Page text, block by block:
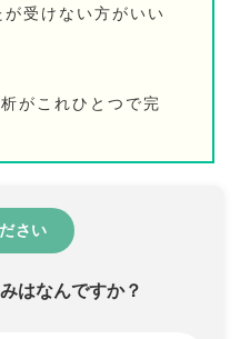
受けない方がいい
がこれひとつで完